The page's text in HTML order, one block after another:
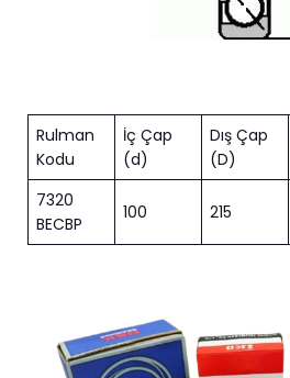
Rulman
Kodu
İç Çap
(d)
Dış Çap
(D)
7320
BECBP
100 215